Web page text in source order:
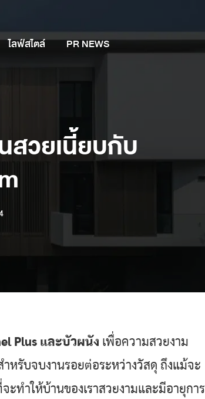
ไลฟ์สไตล์ PR NEWS
สวยเนี้ยบกับ
Plus และบัวผนัง เพื่อความสวยงาม
หรับจบงานรอยต่อระหว่างวัสดุ ถึงแม้จะ
ทำให้บ้านของเราสวยงามและมีอายุการ